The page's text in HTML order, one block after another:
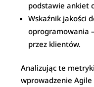
podstawie ankiet
Wskaźnik jakości
oprogramowania
przez klientów.
Analizując te
wprowadzenie Agile